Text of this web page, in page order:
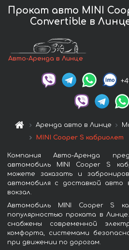
Прокат авто MINI
Convertible в
Авто-Аренда в Линце
Аренда авто в Линце
MINI Cooper S кабриолет
Компания Авто-Аренда
автомобиль MINI Cooper S
можете заказать и
автомобиля с доставкой
вокзал.
Автомобиль MINI Cooper S
популярностью проката в
снабжены современной
комфорта, системами
при движении по дорогам.